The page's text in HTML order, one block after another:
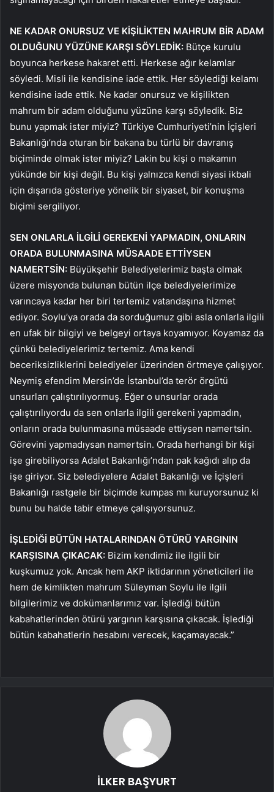
NE KADAR ONURSUZ VE KİŞİLİKTEN MAHRUM BİR ADAM
OLDUĞUNU YÜZÜNE KARŞI SÖYLEDİK: Bütçe kurulu
boyunca herkese hakaret etti. Herkese ağır kelamlar
söyledi. Misli ile kendisine iade ettik. Her söylediği kelamı
kendisine iade ettik. Ne kadar onursuz ve kişilikten
mahrum bir adam olduğunu yüzüne karşı söyledik. Biz
bunu yapmak ister miyiz? Türkiye Cumhuriyeti’nin İçişleri
Bakanlığı’nda oturan bir bakana bu türlü bir davranış
biçiminde olmak ister miyiz? Lakin bu kişi o makamın
yükünde bir kişi değil. Bu kişi yalnızca kendi siyasi ikbali
için dışarıda gösteriye yönelik bir siyaset, bir konuşma
biçimi sergiliyor.
SEN ONLARLA İLGİLİ GEREKENİ YAPMADIN, ONLARIN
ORADA BULUNMASINA MÜSAADE ETTİYSEN
NAMERTSİN: Büyükşehir Belediyelerimiz başta olmak
üzere misyonda bulunan bütün ilçe belediyelerimize
varıncaya kadar her biri tertemiz vatandaşına hizmet
ediyor. Soylu’ya orada da sorduğumuz gibi asla onlarla ilgili
en ufak bir bilgiyi ve belgeyi ortaya koyamıyor. Koyamaz da
çünkü belediyelerimiz tertemiz. Ama kendi
beceriksizliklerini belediyeler üzerinden örtmeye çalışıyor.
Neymiş efendim Mersin’de İstanbul’da terör örgütü
unsurları çalıştırılıyormuş. Eğer o unsurlar orada
çalıştırılıyordu da sen onlarla ilgili gerekeni yapmadın,
onların orada bulunmasına müsaade ettiysen namertsin.
Görevini yapmadıysan namertsin. Orada herhangi bir kişi
işe girebiliyorsa Adalet Bakanlığı’ndan pak kağıdı alıp da
işe giriyor. Siz belediyelere Adalet Bakanlığı ve İçişleri
Bakanlığı rastgele bir biçimde kumpas mı kuruyorsunuz ki
bunu bu halde tabir etmeye çalışıyorsunuz.
İŞLEDİĞİ BÜTÜN HATALARINDAN ÖTÜRÜ YARGININ
KARŞISINA ÇIKACAK: Bizim kendimiz ile ilgili bir
kuşkumuz yok. Ancak hem AKP iktidarının yöneticileri ile
hem de kimlikten mahrum Süleyman Soylu ile ilgili
bilgilerimiz ve dokümanlarımız var. İşlediği bütün
kabahatlerinden ötürü yargının karşısına çıkacak. İşlediği
bütün kabahatlerin hesabını verecek, kaçamayacak.”
İLKER BAŞYURT